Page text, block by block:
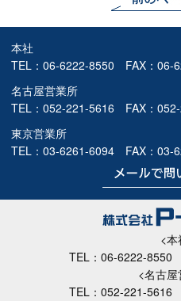
本社
TEL： 06-6222-8550 FAX：06-
名古屋営業所
TEL： 052-221-5616 FAX：
東京営業所
TEL： 03-6261-6094 FAX：03-
<本
TEL： 06-6222-8550
<名古
TEL： 052-221-5616